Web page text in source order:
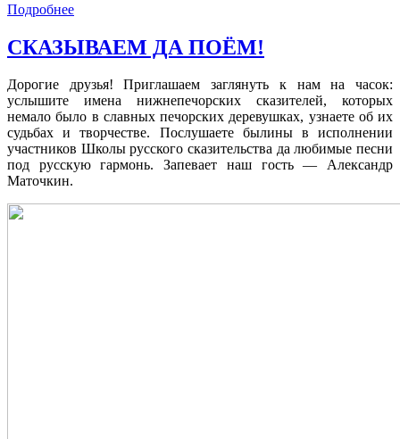
Подробнее
СКАЗЫВАЕМ ДА ПОЁМ!
Дорогие друзья! Приглашаем заглянуть к нам на часок:
услышите имена нижнепечорских сказителей, которых
немало было в славных печорских деревушках, узнаете об их
судьбах и творчестве. Послушаете былины в исполнении
участников Школы русского сказительства да любимые песни
под русскую гармонь. Запевает наш гость — Александр
Маточкин.